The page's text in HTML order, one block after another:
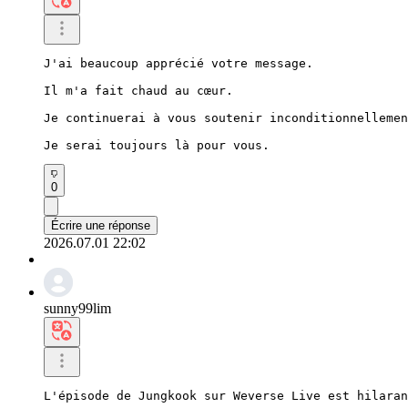
J'ai beaucoup apprécié votre message.
Il m'a fait chaud au cœur.
Je continuerai à vous soutenir
Je serai toujours là pour vous.
0
Écrire une réponse
2026.07.01 22:02
sunny99lim
L'épisode de Jungkook sur Weverse Live est